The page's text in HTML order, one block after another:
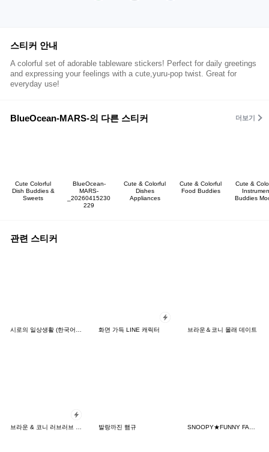
스티커 안내
A colorful set of adorable tableware stickers! Perfect for daily greetings
and expressing your feelings with a cute,yuru-pop twist. Great for
everyday use!
BlueOcean-MARS-의 다른 스티커 더보기
Cute Colorful
Dish Buddies &
Sweets
BlueOcean-
MARS-
_20260415230
229
Cute & Colorful
Dishes
Appliances
Cute & Colorful
Food Buddies
Cute &
Buddies
관련 스티커
시로의 일상생활 (한국어&일본어) 화면 가득 LINE 캐릭터 브라운＆코니 몰래 데이트
발랑까진 햄규